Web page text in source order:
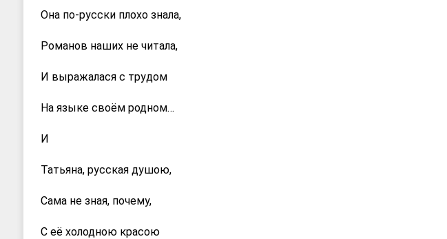
Она по-русски плохо знала,
Романов наших не читала,
И выражалася с трудом
На языке своём родном…
И
Татьяна, русская душою,
Сама не зная, почему,
С её холодною красою